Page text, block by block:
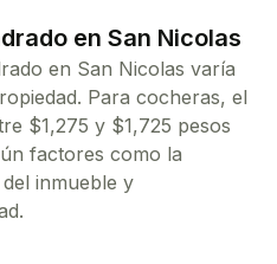
en San Nicolas
en San Nicolas varía
Para cocheras, el
$1,275 y $1,725 pesos
factores como la
inmueble y